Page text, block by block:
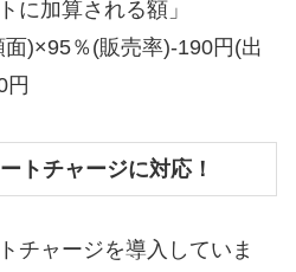
に加算される額」
)×95％(販売率)-190円(出
円
トチャージに対応！
チャージを導入していま